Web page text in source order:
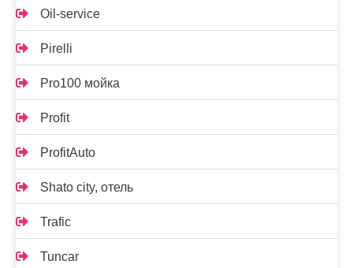
Oil-service
Pirelli
Pro100 мойка
Profit
ProfitAuto
Shato city, отель
Trafic
Tuncar